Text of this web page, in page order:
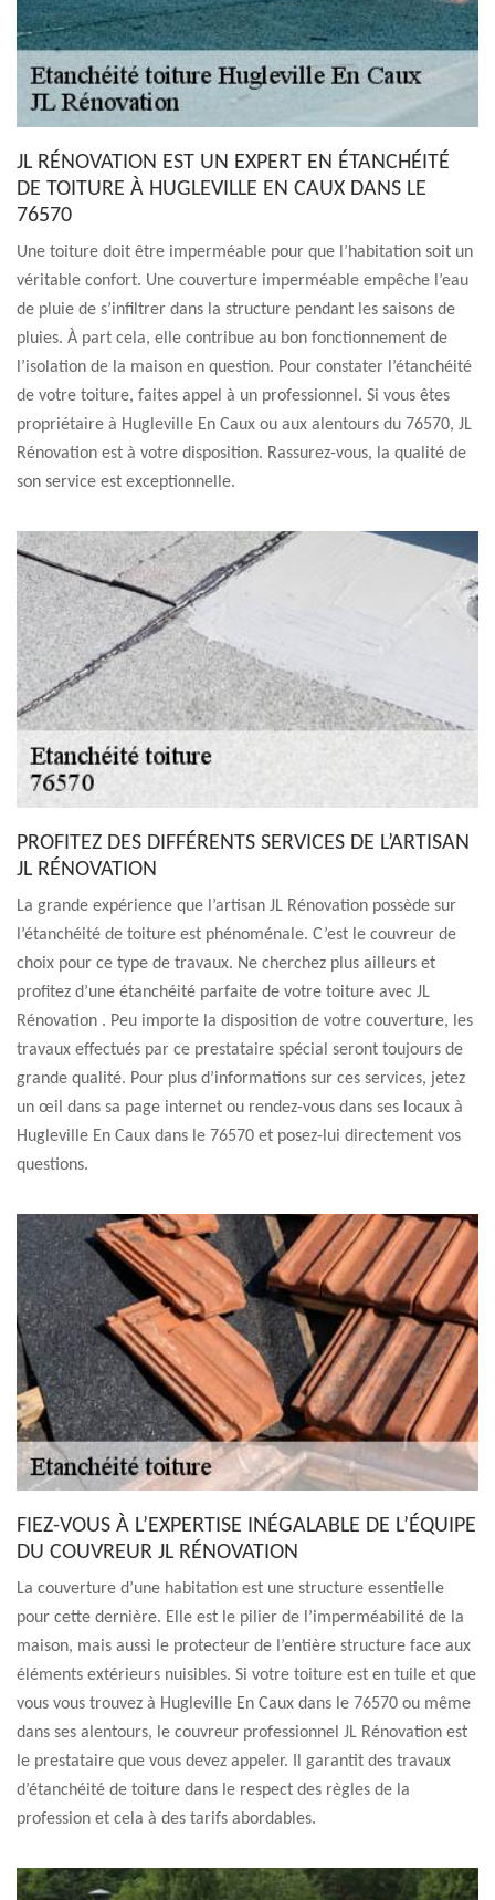
JL RÉNOVATION EST UN EXPERT EN ÉTANCHÉITÉ
DE TOITURE À HUGLEVILLE EN CAUX DANS LE
76570
Une toiture doit être imperméable pour que l’habitation soit un
véritable confort. Une couverture imperméable empêche l’eau
de pluie de s’infiltrer dans la structure pendant les saisons de
pluies. À part cela, elle contribue au bon fonctionnement de
l’isolation de la maison en question. Pour constater l’étanchéité
de votre toiture, faites appel à un professionnel. Si vous êtes
propriétaire à Hugleville En Caux ou aux alentours du 76570, JL
Rénovation est à votre disposition. Rassurez-vous, la qualité de
son service est exceptionnelle.
PROFITEZ DES DIFFÉRENTS SERVICES DE L’ARTISAN
JL RÉNOVATION
La grande expérience que l’artisan JL Rénovation possède sur
l’étanchéité de toiture est phénoménale. C’est le couvreur de
choix pour ce type de travaux. Ne cherchez plus ailleurs et
profitez d’une étanchéité parfaite de votre toiture avec JL
Rénovation . Peu importe la disposition de votre couverture, les
travaux effectués par ce prestataire spécial seront toujours de
grande qualité. Pour plus d’informations sur ces services, jetez
un œil dans sa page internet ou rendez-vous dans ses locaux à
Hugleville En Caux dans le 76570 et posez-lui directement vos
questions.
FIEZ-VOUS À L’EXPERTISE INÉGALABLE DE L’ÉQUIPE
DU COUVREUR JL RÉNOVATION
La couverture d’une habitation est une structure essentielle
pour cette dernière. Elle est le pilier de l’imperméabilité de la
maison, mais aussi le protecteur de l’entière structure face aux
éléments extérieurs nuisibles. Si votre toiture est en tuile et que
vous vous trouvez à Hugleville En Caux dans le 76570 ou même
dans ses alentours, le couvreur professionnel JL Rénovation est
le prestataire que vous devez appeler. Il garantit des travaux
d’étanchéité de toiture dans le respect des règles de la
profession et cela à des tarifs abordables.